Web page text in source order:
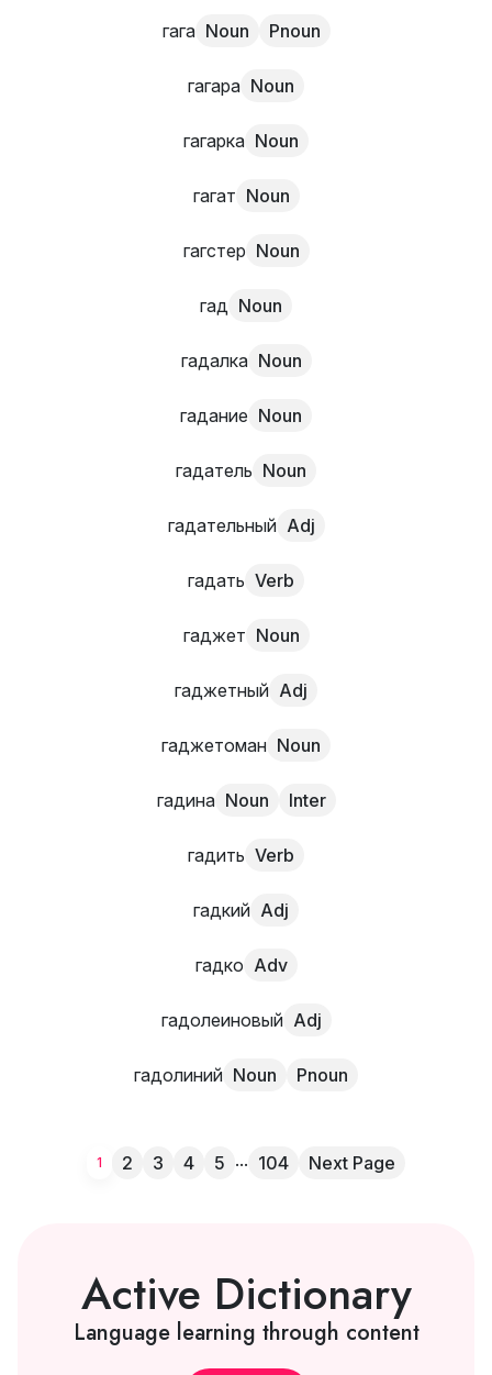
гага Noun Pnoun
гагара Noun
гагарка Noun
гагат Noun
гагстер Noun
гад Noun
гадалка Noun
гадание Noun
гадатель Noun
гадательный Adj
гадать Verb
гаджет Noun
гаджетный Adj
гаджетоман Noun
гадина Noun Inter
гадить Verb
гадкий Adj
гадко Adv
гадолеиновый Adj
гадолиний Noun Pnoun
1 2 3 4 5 ... 104 Next Page
Active Dictionary
Language learning through content